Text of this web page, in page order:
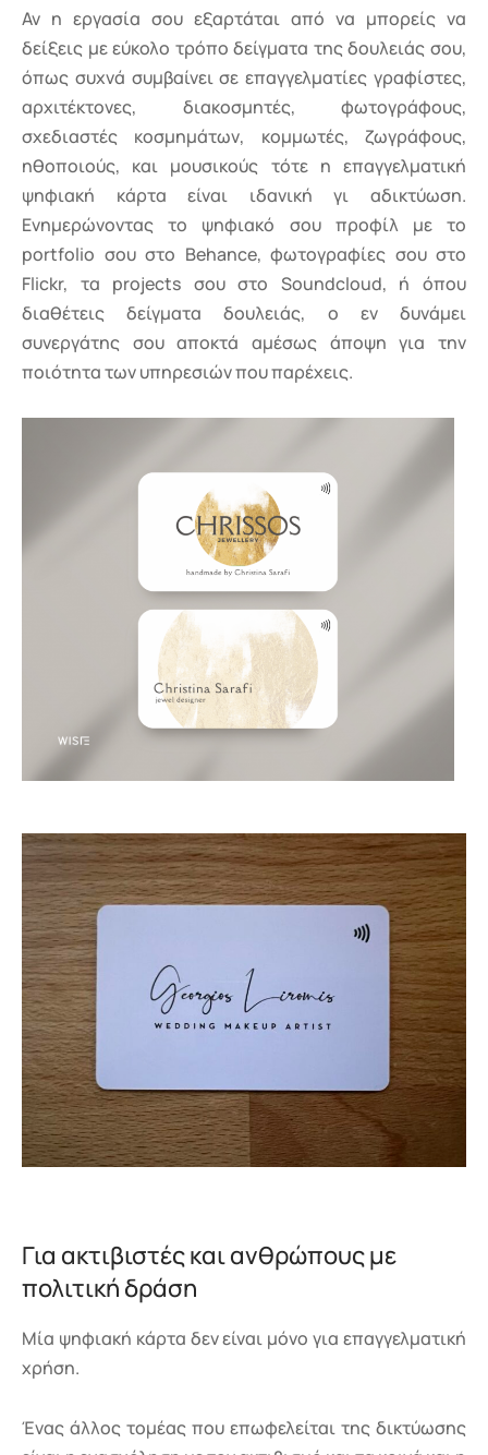
Αν η εργασία σου εξαρτάται από να μπορείς να
δείξεις με εύκολο τρόπο δείγματα της δουλειάς σου,
όπως συχνά συμβαίνει σε επαγγελματίες γραφίστες,
αρχιτέκτονες, διακοσμητές, φωτογράφους,
σχεδιαστές κοσμημάτων, κομμωτές, ζωγράφους,
ηθοποιούς, και μουσικούς τότε η επαγγελματική
ψηφιακή κάρτα είναι ιδανική γι αδικτύωση.
Ενημερώνοντας το ψηφιακό σου προφίλ με το
portfolio σου στο Behance, φωτογραφίες σου στο
Flickr, τα projects σου στο Soundcloud, ή όπου
διαθέτεις δείγματα δουλειάς, ο εν δυνάμει
συνεργάτης σου αποκτά αμέσως άποψη για την
ποιότητα των υπηρεσιών που παρέχεις.
Για ακτιβιστές και ανθρώπους με
πολιτική δράση
Μία ψηφιακή κάρτα δεν είναι μόνο για επαγγελματική
χρήση.
Ένας άλλος τομέας που επωφελείται της δικτύωσης